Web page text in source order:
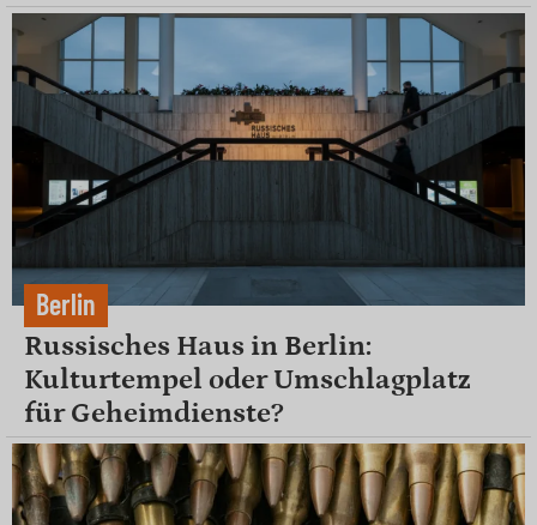
Berlin
Russisches Haus in Berlin:
Kulturtempel oder Umschlagplatz
für Geheimdienste?